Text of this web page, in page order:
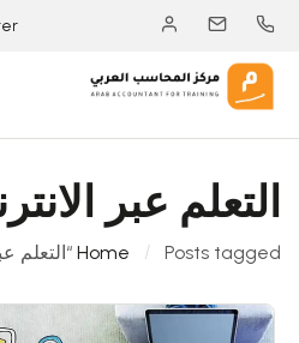
التعلم عبر
Home Posts tagged “التعلم عبر الانترنت”